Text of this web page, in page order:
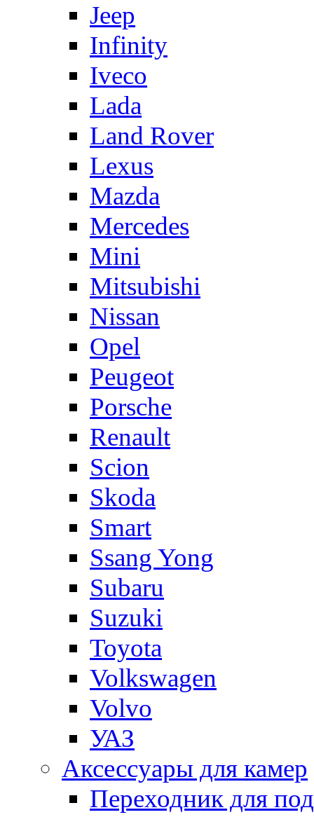
Jeep
Infinity
Iveco
Lada
Land Rover
Lexus
Mazda
Mercedes
Mini
Mitsubishi
Nissan
Opel
Peugeot
Porsche
Renault
Scion
Skoda
Smart
Ssang Yong
Subaru
Suzuki
Toyota
Volkswagen
Volvo
УАЗ
Аксессуары для камер
Переходник для